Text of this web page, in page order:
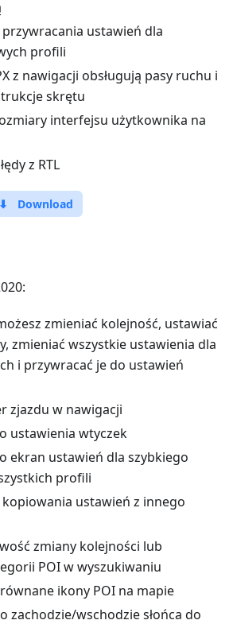
ustawień dla
profili
z nawigacji obsługują pasy ruchu i
skrętu
interfejsu użytkownika na
z RTL
⬇ Download
zmieniać kolejność, ustawiać
zmieniać wszystkie ustawienia dla
i przywracać je do ustawień
zjazdu w nawigacji
ustawienia wtyczek
ekran ustawień dla szybkiego
profili
ustawień z innego
zmiany kolejności lub
POI w wyszukiwaniu
ikony POI na mapie
zachodzie/wschodzie słońca do